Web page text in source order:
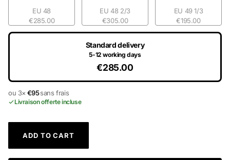
€285.00
EU 48
€305.00
EU 48 2/3
€195.00
EU 49 1/3
Standard delivery
5-12 working days
€285.00
ou 3× €95sans frais
Livraison offerte incluse
ADD TO CART